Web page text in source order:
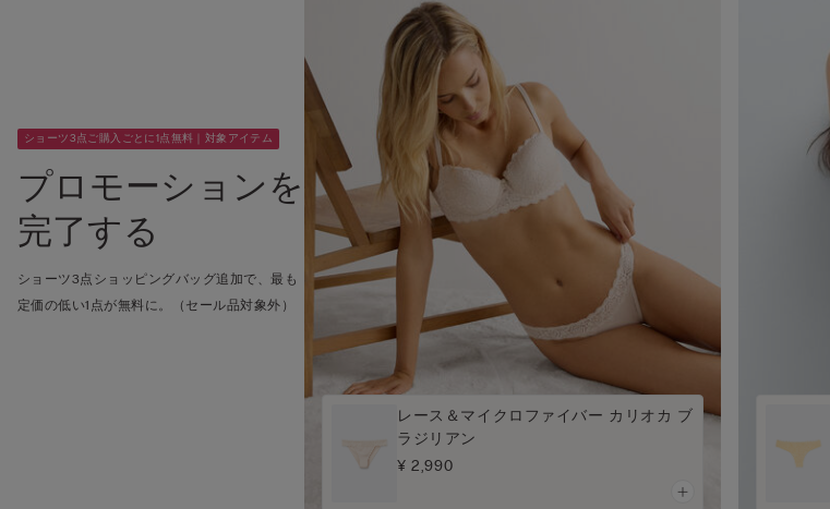
ショーツ3点ご購入ごとに1点無料｜対象アイテム
プロモーションを
完了する
ショーツ3点ショッピングバッグ追加で、最も
定価の低い1点が無料に。（セール品対象外）
レース＆マイクロファイバー カリオカ ブ
ラジリアン
¥ 2,990